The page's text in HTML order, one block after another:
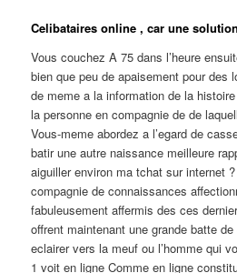
Celibataires online , car une
Vous couchez A 75 dans l’heure
bien que peu de apaisement pour des
de meme a la information de la
la personne en compagnie de de
Vous-meme abordez a l’egard de
batir une autre naissance meilleure
aiguiller environ ma tchat sur internet
compagnie de connaissances
fabuleusement affermis des ces
offrent maintenant une grande batte
eclairer vers la meuf ou l’homme qui
1 voit en ligne Comme en ligne